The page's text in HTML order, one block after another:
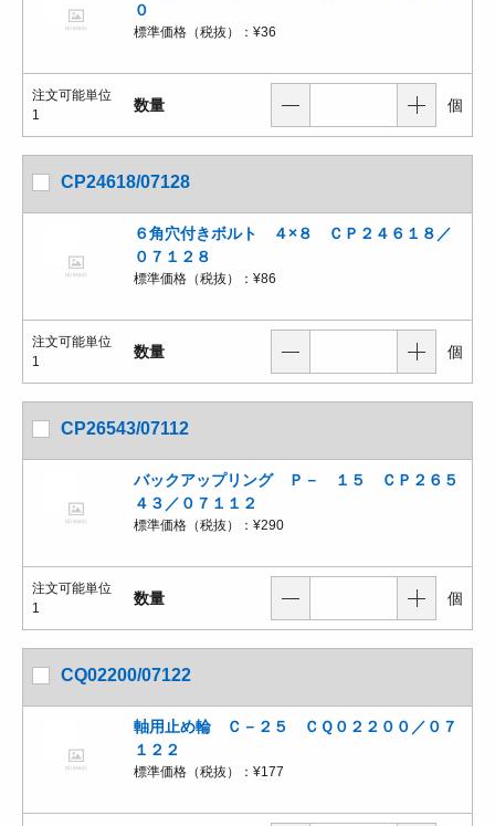
０
標準価格（税抜）： ¥36
注文可能単位
1
数量 個
CP24618/07128
６角穴付きボルト ４×８ ＣＰ２４６１８／
０７１２８
標準価格（税抜）： ¥86
注文可能単位
1
数量 個
CP26543/07112
バックアップリング Ｐ－ １５ ＣＰ２６５
４３／０７１１２
標準価格（税抜）： ¥290
注文可能単位
1
数量 個
CQ02200/07122
軸用止め輪 Ｃ－２５ ＣＱ０２２００／０７
１２２
標準価格（税抜）： ¥177